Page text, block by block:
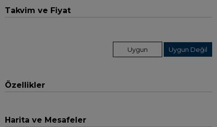
Takvim ve Fiyat
Uygun Uygun Değil
Özellikler
Harita ve Mesafeler